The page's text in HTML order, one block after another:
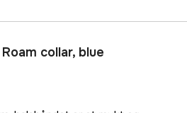
collar, blue